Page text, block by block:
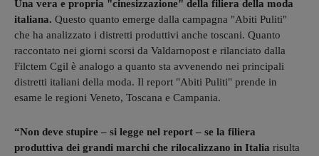
Una vera e propria "cinesizzazione" della filiera della moda
italiana. Questo quanto emerge dalla campagna "Abiti Puliti"
che ha analizzato i distretti produttivi anche toscani. Quanto
raccontato nei giorni scorsi da Valdarnopost e rilanciato dalla
Filctem Cgil è analogo a quanto sta avvenendo nei principali
distretti italiani della moda. Il report "Abiti Puliti" prende in
esame le regioni Veneto, Toscana e Campania.
“Non deve stupire – si legge nel report – se la filiera
produttiva dei grandi marchi che rilocalizzano in Italia risulta